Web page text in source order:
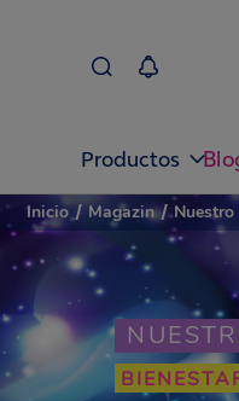
Productos
Inicio / Magazin /